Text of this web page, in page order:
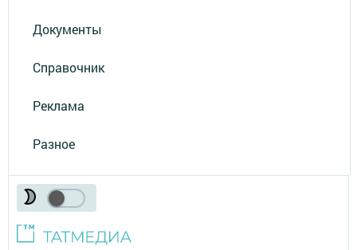
Документы
Справочник
Реклама
Разное